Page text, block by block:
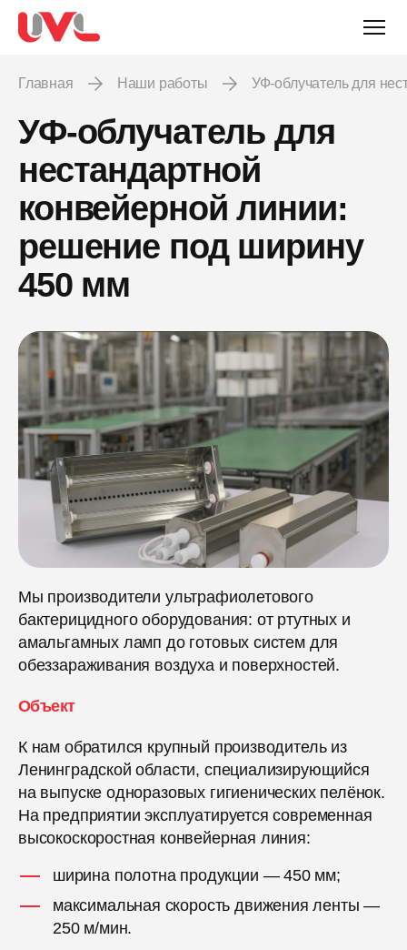
Главная Наши работы УФ-облучатель для
УФ-облучатель для
нестандартной
конвейерной линии:
решение под ширину
450 мм
Мы производители ультрафиолетового
бактерицидного оборудования: от ртутных и
амальгамных ламп до готовых систем для
обеззараживания воздуха и поверхностей.
Объект
К нам обратился крупный производитель из
Ленинградской области, специализирующийся
на выпуске одноразовых гигиенических пелёнок.
На предприятии эксплуатируется современная
высокоскоростная конвейерная линия:
ширина полотна продукции — 450 мм;
максимальная скорость движения ленты —
250 м/мин.